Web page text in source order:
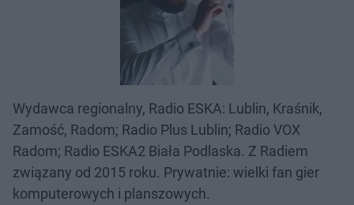
Wydawca regionalny, Radio ESKA: Lublin, Kraśnik,
Zamość, Radom; Radio Plus Lublin; Radio VOX
Radom; Radio ESKA2 Biała Podlaska. Z Radiem
związany od 2015 roku. Prywatnie: wielki fan gier
komputerowych i planszowych.